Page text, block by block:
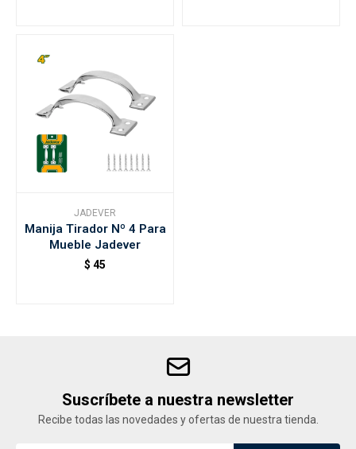
JADEVER
Manija Tirador Nº 4 Para
Mueble Jadever
$ 45
Suscríbete a nuestra newsletter
Recibe todas las novedades y ofertas de nuestra tienda.